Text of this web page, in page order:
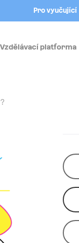
Pro vyučující
Vzdělávací platforma